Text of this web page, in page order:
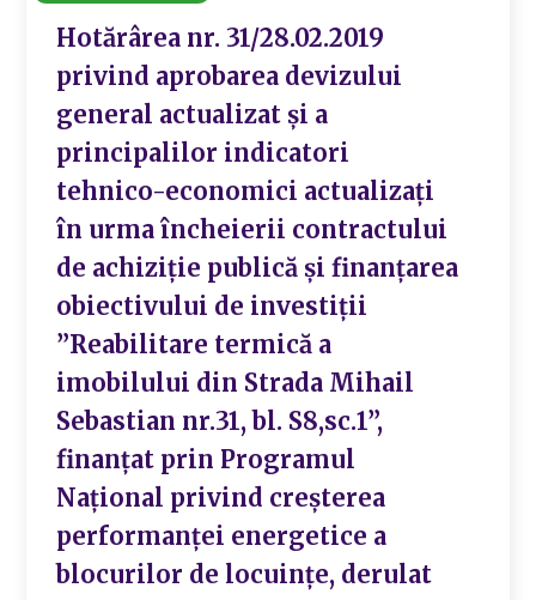
Hotărârea nr. 31/28.02.2019
privind aprobarea devizului
general actualizat și a
principalilor indicatori
tehnico-economici actualizați
în urma încheierii contractului
de achiziție publică și finanțarea
obiectivului de investiții
”Reabilitare termică a
imobilului din Strada Mihail
Sebastian nr.31, bl. S8,sc.1”,
finanțat prin Programul
Național privind creșterea
performanței energetice a
blocurilor de locuințe, derulat